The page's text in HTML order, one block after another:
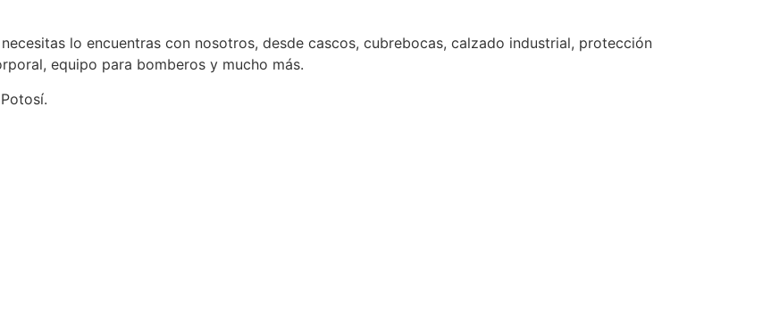
lo encuentras con nosotros, desde cascos, cubrebocas, calzado industrial, protección
equipo para bomberos y mucho más.